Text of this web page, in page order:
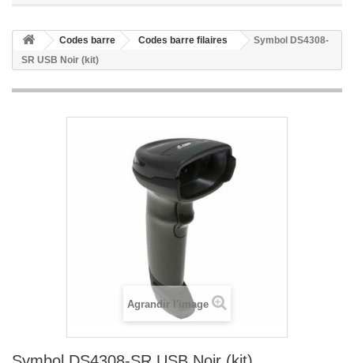
Codes barre Codes barre filaires
Symbol DS4308-
SR USB Noir (kit)
Agrandir l'image